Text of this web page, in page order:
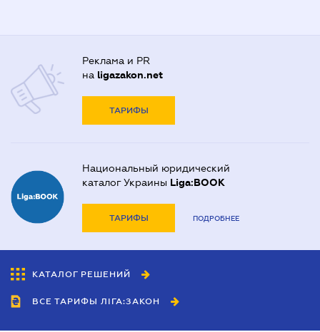
Реклама и PR
на ligazakon.net
ТАРИФЫ
Национальный юридический
каталог Украины Liga:BOOK
ТАРИФЫ ПОДРОБНЕЕ
КАТАЛОГ РЕШЕНИЙ
ВСЕ ТАРИФЫ ЛІГА:ЗАКОН